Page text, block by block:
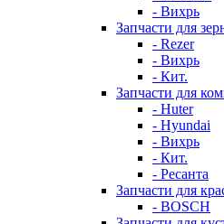
- Вихрь
Запчасти для
- Rezer
- Вихрь
- Кит.
Запчасти для
- Huter
- Hyundai
- Вихрь
- Кит.
- Ресанта
Запчасти для
- BOSCH